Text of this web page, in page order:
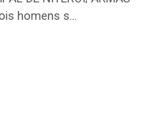
homens s...